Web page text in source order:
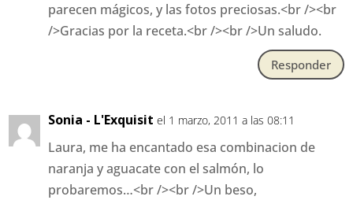
parecen mágicos, y las fotos preciosas.<br /><br
/>Gracias por la receta.<br /><br />Un saludo.
Responder
Sonia - L'Exquisit el 1 marzo, 2011 a las 08:11
Laura, me ha encantado esa combinacion de
naranja y aguacate con el salmón, lo
probaremos…<br /><br />Un beso,